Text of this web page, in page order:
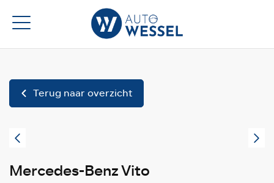
Terug naar overzicht
Mercedes-Benz Vito